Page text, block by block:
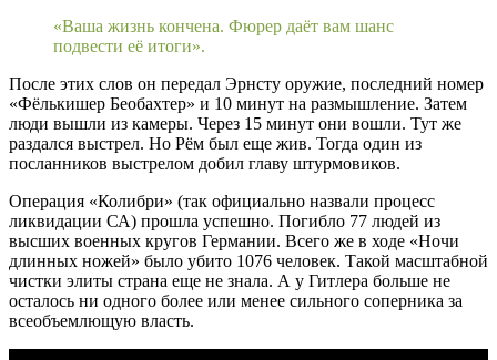
«Ваша жизнь кончена. Фюрер даёт вам шанс
подвести её итоги».
После этих слов он передал Эрнсту оружие, последний номер
«Фёлькишер Беобахтер» и 10 минут на размышление. Затем
люди вышли из камеры. Через 15 минут они вошли. Тут же
раздался выстрел. Но Рём был еще жив. Тогда один из
посланников выстрелом добил главу штурмовиков.
Операция «Колибри» (так официально назвали процесс
ликвидации СА) прошла успешно. Погибло 77 людей из
высших военных кругов Германии. Всего же в ходе «Ночи
длинных ножей» было убито 1076 человек. Такой масштабной
чистки элиты страна еще не знала. А у Гитлера больше не
осталось ни одного более или менее сильного соперника за
всеобъемлющую власть.